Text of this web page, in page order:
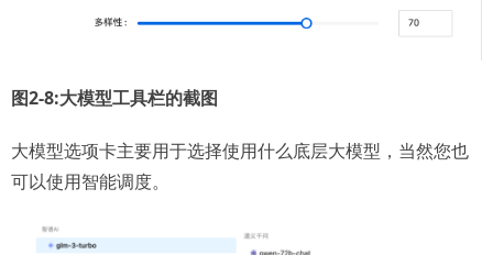
图2-8:大模型工具栏的截图
大模型选项卡主要用于选择使用什么底层大模型，当然您也
可以使用智能调度。